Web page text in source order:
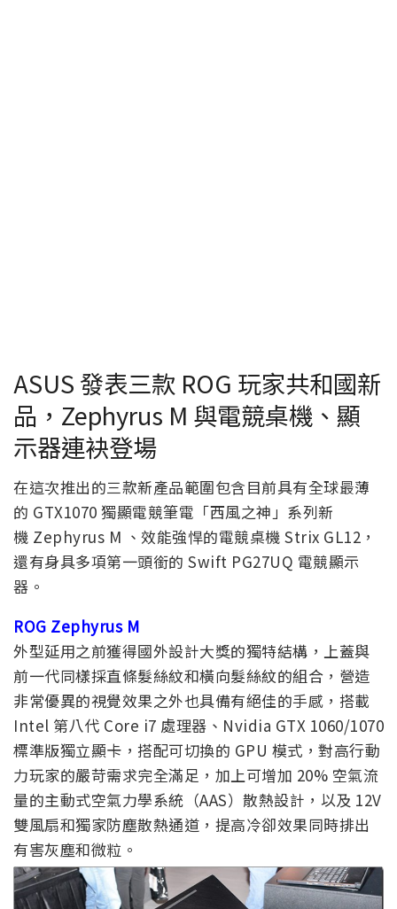
ASUS 發表三款 ROG 玩家共和國新
品，Zephyrus M 與電競桌機、顯
示器連袂登場
在這次推出的三款新產品範圍包含目前具有全球最薄
的 GTX1070 獨顯電競筆電「西風之神」系列新
機 Zephyrus M 、效能強悍的電競桌機 Strix GL12，
還有身具多項第一頭銜的 Swift PG27UQ 電競顯示
器。
ROG Zephyrus M
外型延用之前獲得國外設計大獎的獨特結構，上蓋與
前一代同樣採直條髮絲紋和橫向髮絲紋的組合，營造
非常優異的視覺效果之外也具備有絕佳的手感，搭載
Intel 第八代 Core i7 處理器、Nvidia GTX 1060/1070
標準版獨立顯卡，搭配可切換的 GPU 模式，對高行動
力玩家的嚴苛需求完全滿足，加上可增加 20% 空氣流
量的主動式空氣力學系統（AAS）散熱設計，以及 12V
雙風扇和獨家防塵散熱通道，提高冷卻效果同時排出
有害灰塵和微粒。